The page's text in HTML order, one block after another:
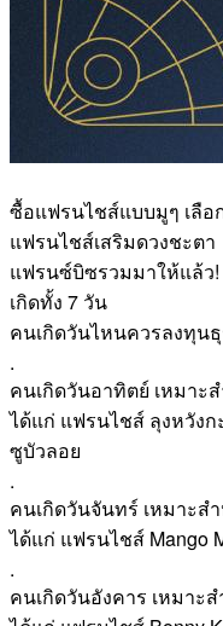
ซื้อแฟรนไชส์แบบมูๆ เลือ
แฟรนไชส์เสริมดวงชะตา
แฟรนซ์บิซรวมมาให้แล้ว
เกิดทั้ง 7 วัน
คนเกิดวันไหนควรลงทุน
.
คนเกิดวันอาทิตย์ เหมาะ
ได้แก่ แฟรนไชส์ ลุงหวังก
ซูบัวลอย
.
คนเกิดวันจันทร์ เหมาะส
ได้แก่ แฟรนไชส์ Mango
.
คนเกิดวันอังคาร เหมาะ